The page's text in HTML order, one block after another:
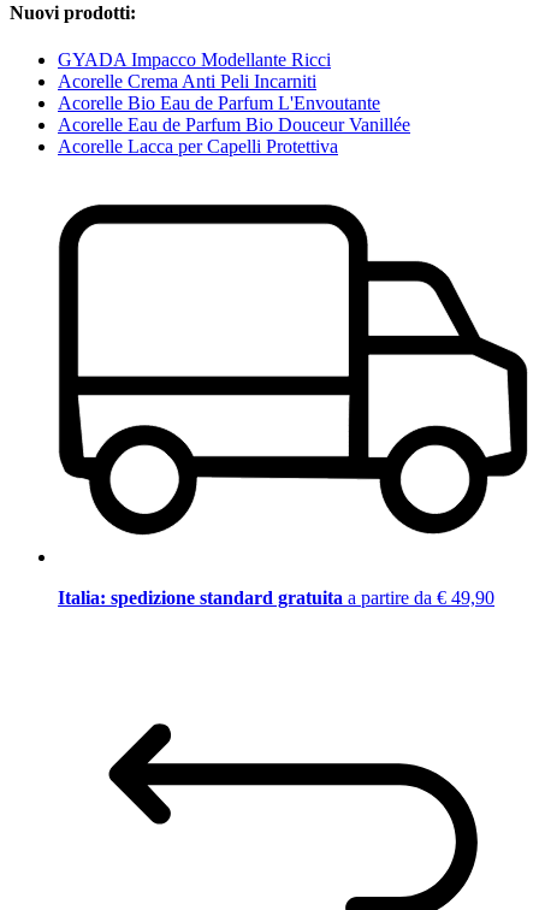
Nuovi prodotti:
GYADA Impacco Modellante Ricci
Acorelle Crema Anti Peli Incarniti
Acorelle Bio Eau de Parfum L'Envoutante
Acorelle Eau de Parfum Bio Douceur Vanillée
Acorelle Lacca per Capelli Protettiva
Italia: spedizione standard gratuita a partire da € 49,90